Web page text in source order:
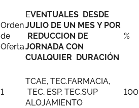
Orden
de
Oferta
EVENTUALES DESDE
JULIO DE UN MES Y POR
REDUCCION DE
JORNADA CON
CUALQUIER DURACIÓN
%
1
TCAE, TEC.FARMACIA,
TEC. ESP, TEC.SUP
ALOJAMIENTO
100